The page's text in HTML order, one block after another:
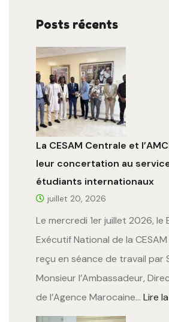
Posts récents
La CESAM Centrale et
leur concertation au
étudiants internationaux
juillet 20, 2026
Le mercredi 1er juillet 2026, le
Exécutif National de la
reçu en séance de travail par
Monsieur l’Ambassadeur,
de l’Agence Marocaine… Lire